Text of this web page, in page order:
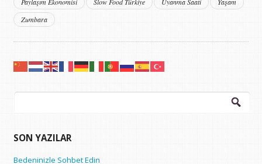
Paylaşım Ekonomisi
Slow Food Türkiye Uyanma Saati
Yaşam
Zumbara
Arama:
SON YAZILAR
Bedeninizle Sohbet Edin